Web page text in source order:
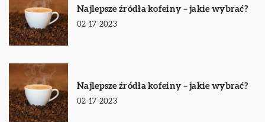
Najlepsze źródła kofeiny – jakie wybrać?
02-17-2023
Najlepsze źródła kofeiny – jakie wybrać?
02-17-2023